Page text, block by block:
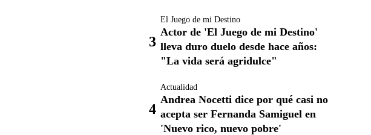
El Juego de mi Destino
Actor de 'El Juego de mi Destino'
lleva duro duelo desde hace años:
"La vida será agridulce"
Actualidad
Andrea Nocetti dice por qué casi no
acepta ser Fernanda Samiguel en
'Nuevo rico, nuevo pobre'